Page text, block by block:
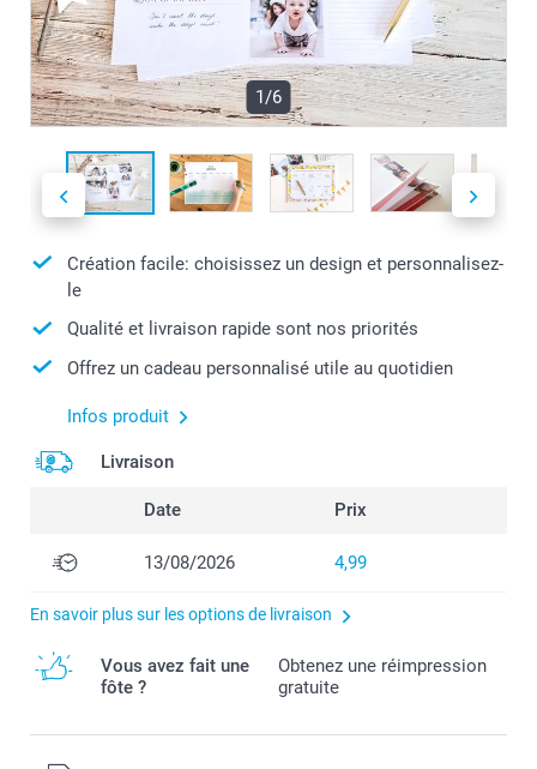
1/6
Création facile: choisissez un design et personnalisez-
le
Qualité et livraison rapide sont nos priorités
Offrez un cadeau personnalisé utile au quotidien
Infos produit
Livraison
Date Prix
13/08/2026 4,99
En savoir plus sur les options de livraison
Vous avez fait une
fôte ?
Obtenez une réimpression
gratuite